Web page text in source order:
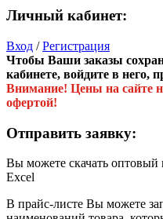
Личный кабинет:
Вход /Регистрация
Чтобы Ваши заказы
кабинете, войдите в него,
Внимание! Цены на сайте
офертой!
Отправить заявку:
Вы можете скачать оптовый
Excel
В прайс-листе Вы можете